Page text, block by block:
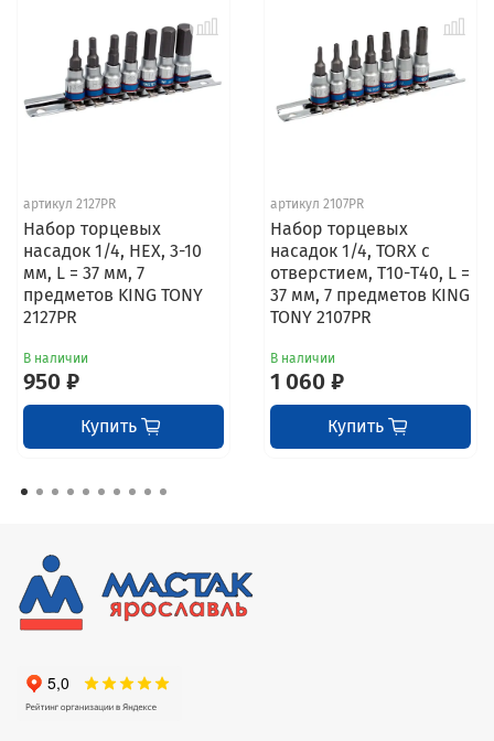
артикул 2127PR
Набор торцевых
насадок 1/4, HEX, 3-10
мм, L = 37 мм, 7
предметов KING TONY
2127PR
В наличии
950 ₽
Купить
артикул 2107PR
Набор торцевых
насадок 1/4, TORX с
отверстием, Т10-Т40, L =
37 мм, 7 предметов KING
TONY 2107PR
В наличии
1 060 ₽
Купить